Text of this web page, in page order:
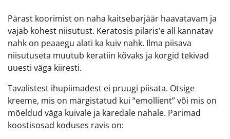
Pärast koorimist on naha kaitsebarjäär haavatavam ja
vajab kohest niisutust. Keratosis pilaris’e all kannatav
nahk on peaaegu alati ka kuiv nahk. Ilma piisava
niisutuseta muutub keratiin kõvaks ja korgid tekivad
uuesti väga kiiresti.
Tavalistest ihupiimadest ei pruugi piisata. Otsige
kreeme, mis on märgistatud kui “emollient” või mis on
mõeldud väga kuivale ja karedale nahale. Parimad
koostisosad koduses ravis on: